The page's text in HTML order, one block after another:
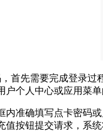
首先需要完成登录
个人中心或应用菜
内准确填写点卡密码
值按钮提交请求，系